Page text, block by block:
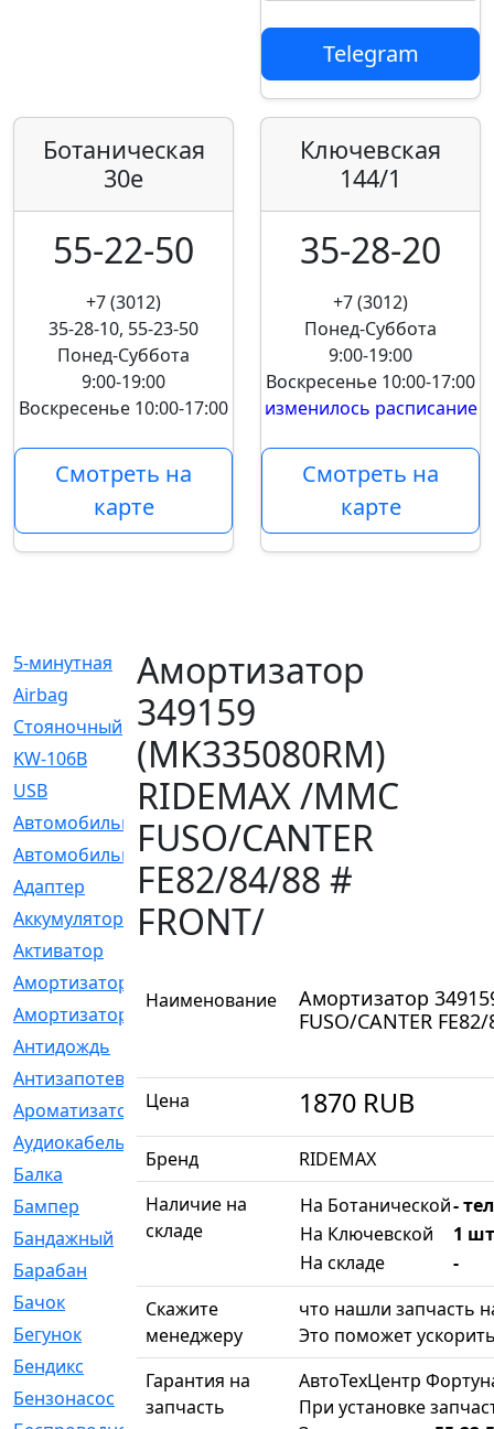
Telegram
Ботаническая
30е
55-22-50
+7 (3012)
35-28-10, 55-23-50
Понед-Суббота
9:00-19:00
Воскресенье 10:00-17:00
Смотреть на
карте
Ключевская
144/1
35-28-20
+7 (3012)
Понед-Суббота
9:00-19:00
Воскресенье 10:00-17:00
изменилось расписание
Смотреть на
карте
5-минутная
[1]
Airbag
[18]
Cтояночный
[1]
KW-106B
[0]
USB
[6]
Автомобильное
[6]
Автомобильный
[6]
Адаптер
[3]
Аккумулятор
[2]
Активатор
Амортизатор
Амортизаторы
[21]
Антидождь
Антизапотеватель
[1]
Ароматизатор
Аудиокабель
[2]
Балка
[58]
Бампер
[137]
Бандажный
Барабан
Бачок
[40]
Бегунок
[21]
Бендикс
[26]
Бензонасос
[17]
Амортизатор
349159
(MK335080RM)
RIDEMAX /MMC
FUSO/CANTER
FE82/84/88 #
FRONT/
Наименование
Амортизатор
FUSO/CANTER
Цена 1870 RUB
Бренд
RIDEMAX
Наличие на
складе
На Ботанической-
На Ключевской
1
На складе
-
Скажите
менеджеру
что нашли запчасть
Это поможет
Гарантия на
запчасть
АвтоТехЦентр
При установке